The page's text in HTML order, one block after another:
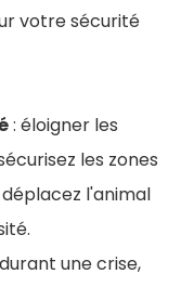
votre sécurité
: éloigner les
les zones
l'animal
une crise,